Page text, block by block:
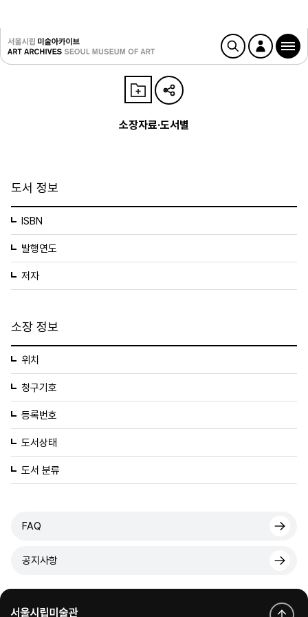
소장자료·도서별
도서 정보
ISBN
발행연도
저자
소장 정보
위치
청구기호
등록번호
도서상태
도서 분류
FAQ
공지사항